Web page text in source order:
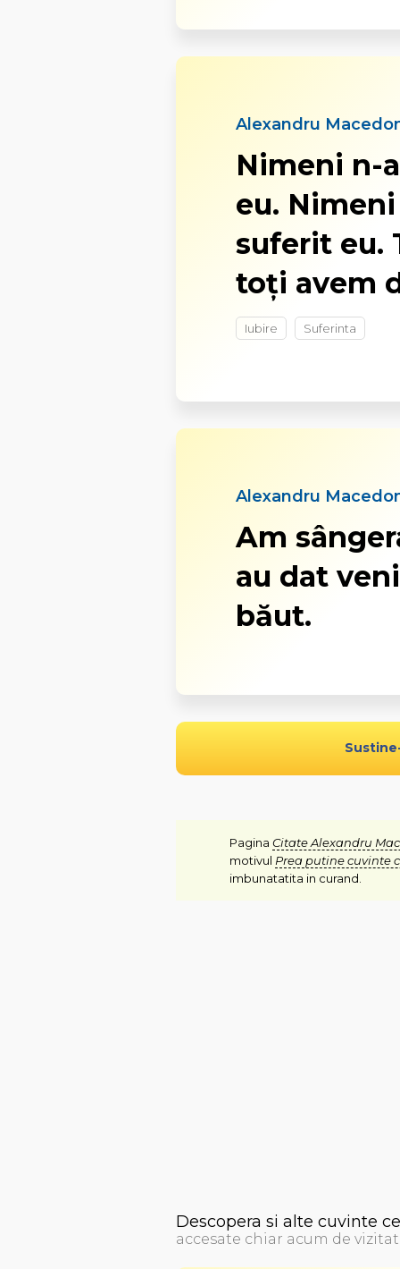
Alexandru
Nimeni n-
eu.
suferit eu.
toți avem
Iubire Suferinta
Alexandru
Am
au dat
băut.
Pagina Citate Alexandru
motivul Prea putine cuvinte
imbunatatita in curand.
Descopera si alte cuvinte
accesate chiar acum de